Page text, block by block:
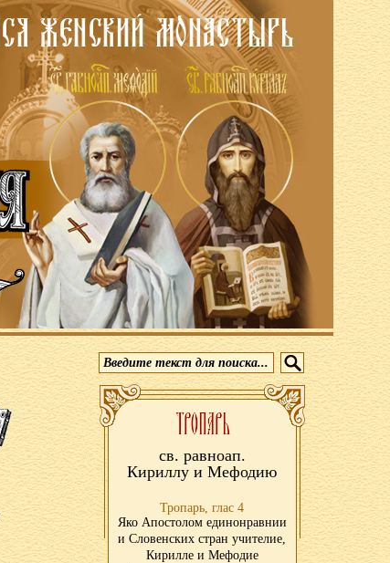
св. равноап.
Кириллу и Мефодию
Тропарь, глас 4
Яко Апостолом единонравнии
и Словенских стран учителие,
Кирилле и Мефодие